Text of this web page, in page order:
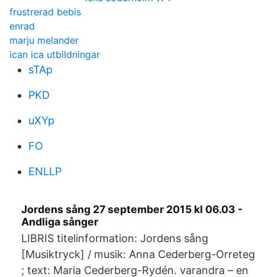
frustrerad bebis
enrad
marju melander
ican ica utbildningar
sTAp
PKD
uXYp
FO
ENLLP
Jordens sång 27 september 2015 kl 06.03 -
Andliga sånger
LIBRIS titelinformation: Jordens sång
[Musiktryck] / musik: Anna Cederberg-Orreteg
; text: Maria Cederberg-Rydén. varandra – en